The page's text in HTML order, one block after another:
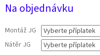
Na objednávku
Montáž JG
Nátěr JG